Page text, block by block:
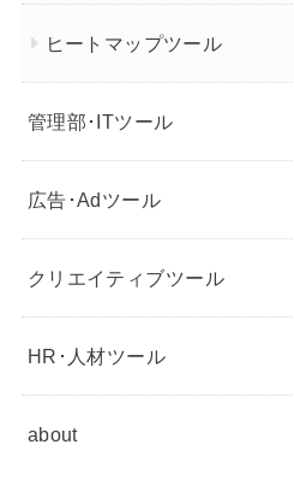
ヒートマップツール
管理部･ITツール
広告･Adツール
クリエイティブツール
HR･人材ツール
about